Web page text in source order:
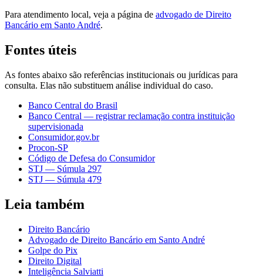
Para atendimento local, veja a página de advogado de Direito
Bancário em Santo André.
Fontes úteis
As fontes abaixo são referências institucionais ou jurídicas para
consulta. Elas não substituem análise individual do caso.
Banco Central do Brasil
Banco Central — registrar reclamação contra instituição
supervisionada
Consumidor.gov.br
Procon-SP
Código de Defesa do Consumidor
STJ — Súmula 297
STJ — Súmula 479
Leia também
Direito Bancário
Advogado de Direito Bancário em Santo André
Golpe do Pix
Direito Digital
Inteligência Salviatti